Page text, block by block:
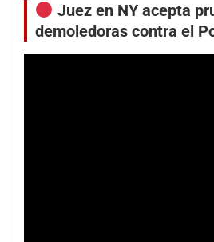
Juez en NY acepta
demoledoras contra el